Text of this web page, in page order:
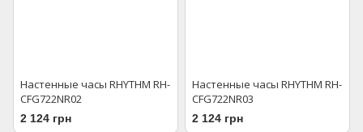
Настенные часы RHYTHM RH-
CFG722NR02
2 124 грн
Настенные часы RHYTHM RH-
CFG722NR03
2 124 грн